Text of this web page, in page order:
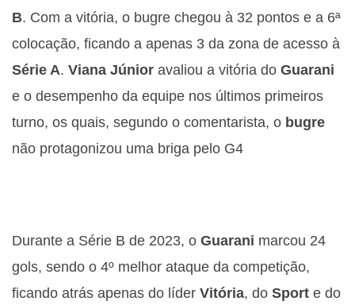
B. Com a vitória, o bugre chegou à 32 pontos e a 6ª
colocação, ficando a apenas 3 da zona de acesso à
Série A. Viana Júnior avaliou a vitória do Guarani
e o desempenho da equipe nos últimos primeiros
turno, os quais, segundo o comentarista, o bugre
não protagonizou uma briga pelo G4
Durante a Série B de 2023, o Guarani marcou 24
gols, sendo o 4º melhor ataque da competição,
ficando atrás apenas do líder Vitória, do Sport e do